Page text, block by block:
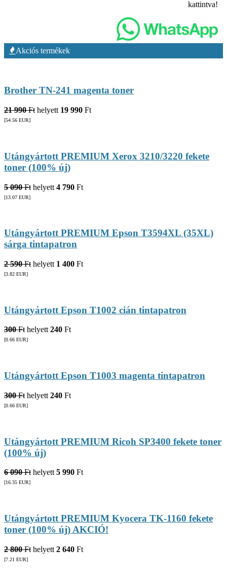
kattintva!
Akciós termékek
Brother TN-241 magenta toner
21 990 Ft helyett 19 990 Ft
[54.56 EUR]
Utángyártott PREMIUM Xerox 3210/3220 fekete
toner (100% új)
5 090 Ft helyett 4 790 Ft
[13.07 EUR]
Utángyártott PREMIUM Epson T3594XL (35XL)
sárga tintapatron
2 590 Ft helyett 1 400 Ft
[3.82 EUR]
Utángyártott Epson T1002 cián tintapatron
300 Fthelyett240 Ft
[0.66 EUR]
Utángyártott Epson T1003 magenta tintapatron
300 Ft helyett 240 Ft
[0.66 EUR]
Utángyártott PREMIUM Ricoh SP3400 fekete toner
(100% új)
6 090 Ft helyett 5 990 Ft
[16.35 EUR]
Utángyártott PREMIUM Kyocera TK-1160 fekete
toner (100% új) AKCIÓ!
2 800 Ft helyett 2 640 Ft
[7.21 EUR]